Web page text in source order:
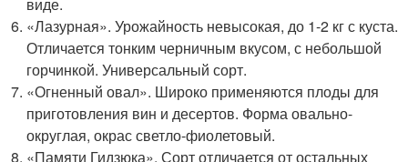
«Лазурная». Урожайность невысокая, до 1-2 кг с куста.
Отличается тонким черничным вкусом, с небольшой
горчинкой. Универсальный сорт.
«Огненный овал». Широко применяются плоды для
приготовления вин и десертов. Форма овально-
округлая, окрас светло-фиолетовый.
«Памяти Гидзюка». Сорт отличается от остальных